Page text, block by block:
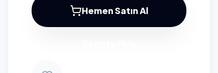
Hemen Satın Al